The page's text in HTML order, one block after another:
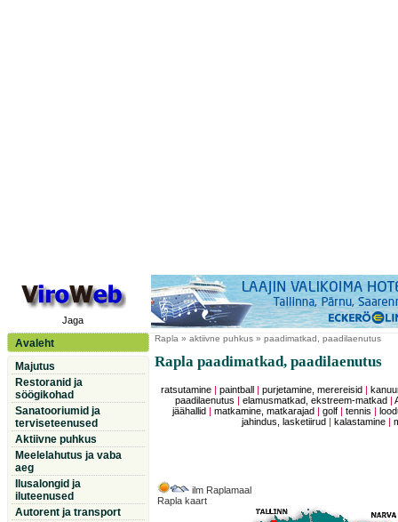
Jaga
Avaleht
Majutus
Restoranid ja
söögikohad
Sanatooriumid ja
terviseteenused
Aktiivne puhkus
Meelelahutus ja vaba
aeg
Ilusalongid ja
iluteenused
Autorent ja transport
Rapla » aktiivne puhkus » paadimatkad, paadilaenutus
Rapla paadimatkad, paadilaenutus
ratsutamine| paintball purjetamine, merereisid
paadilaenutus
|elamusmatkad, ekstreem-matkad |
jäähallid
matkamine, matkarajad golf| tennis
jahindus, lasketiirud
kalastamine |
ilm Raplamaal
Rapla kaart